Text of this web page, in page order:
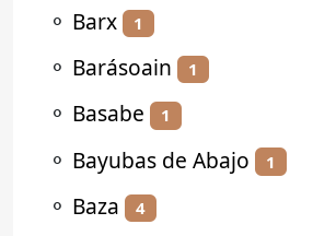
⚬ Barx 1
⚬ Barásoain 1
⚬ Basabe 1
⚬ Bayubas de Abajo 1
⚬ Baza 4